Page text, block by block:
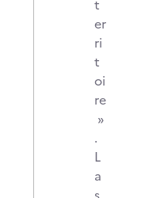
t
er
ri
t
oi
re
»
.
L
a